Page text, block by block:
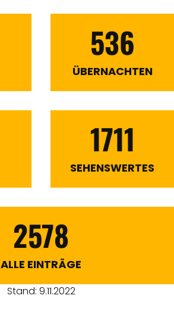
536
ÜBERNACHTEN
1711
SEHENSWERTES
2578
ALLE EINTRÄGE
Stand: 9.11.2022